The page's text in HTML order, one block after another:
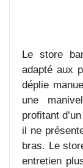
Le store
adapté aux
déplie
une
profitant
il ne
bras. Le
entretien